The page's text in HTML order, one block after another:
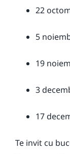
22
5
19
3
17
Te invit cu